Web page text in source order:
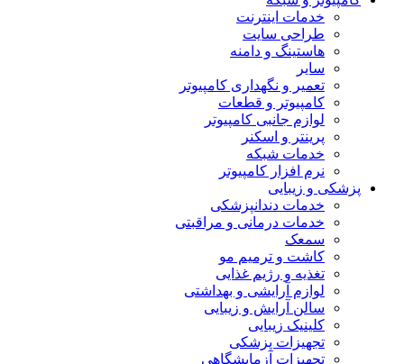
خدمات اینترنت
طراحی سایت
هاستینگ و دامنه
سایر
تعمیر و نگهداری کامپیوتر
کامپیوتر و قطعات
لوازم جانبی کامپیوتر
پرینتر و اسکنر
خدمات شبکه
نرم افزار کامپیوتر
پزشکی و زیبایی
خدمات دندانپزشکی
خدمات درمانی و مراقبتی
سمعک
کاشت و ترمیم مو
تغذیه و رژیم غذایی
لوازم آرایشی و بهداشتی
سالن آرایش و زیبایی
کلینیک زیبایی
تجهیزات پزشکی
تجهیزات آزمایشگاهی